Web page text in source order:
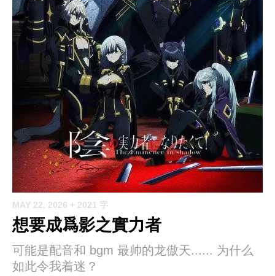
MAY 22, 2026 + 2021 字
想要成爲影之實力者
可能是配音和 bgm 最帅的龙傲天...... 为什么
如此令我着迷？